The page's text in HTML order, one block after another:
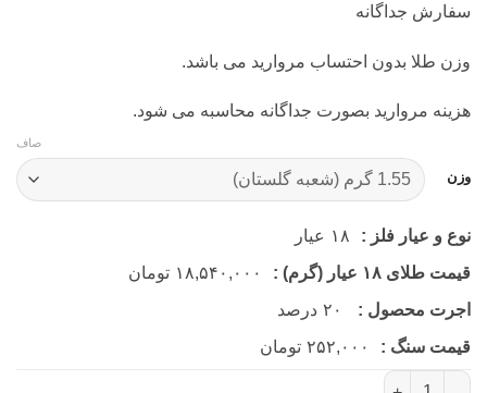
سفارش جداگانه
وزن طلا بدون احتساب مروارید می باشد.
هزینه مروارید بصورت جداگانه محاسبه می شود.
وزن
صاف
نوع و عیار فلز : ۱۸ عیار
قیمت طلای ۱۸ عیار (گرم) :
۱۸,۵۴۰,۰۰۰ تومان
اجرت محصول :
۲۰ درصد
قیمت سنگ :
۲۵۲,۰۰۰ تومان
گوشواره میخی قلب تک مروارید (کد 4710) عدد